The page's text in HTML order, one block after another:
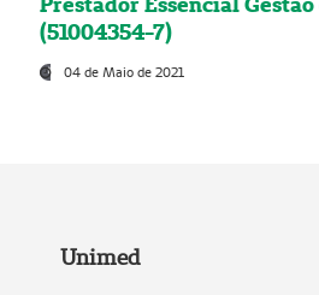
(51004354-7)
04 de Maio de 2021
Unimed